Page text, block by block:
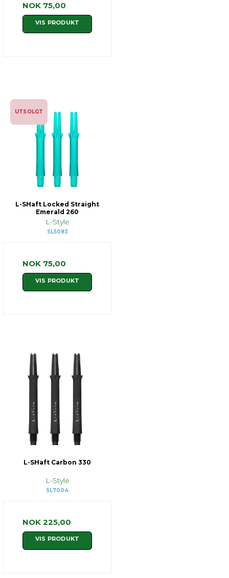
NOK 75,00
VIS PRODUKT
UTSOLGT
L-SHaft Locked Straight
Emerald 260
L-Style
SL5083
NOK 75,00
VIS PRODUKT
L-SHaft Carbon 330
L-Style
SL7004
NOK 225,00
VIS PRODUKT